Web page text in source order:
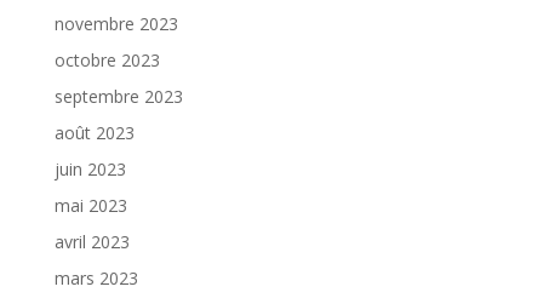
novembre 2023
octobre 2023
septembre 2023
août 2023
juin 2023
mai 2023
avril 2023
mars 2023